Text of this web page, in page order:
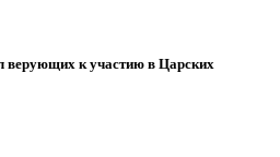
верующих к участию в Царских